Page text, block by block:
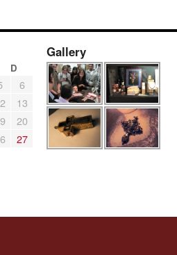
D
6
13
20
27
Gallery